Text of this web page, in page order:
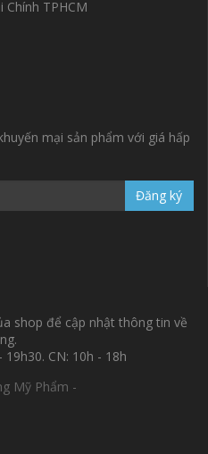
Chính TPHCM
mại sản phẩm với giá hấp
Đăng ký
shop để cập nhật thông tin về
CN: 10h - 18h
Mỹ Phẩm -